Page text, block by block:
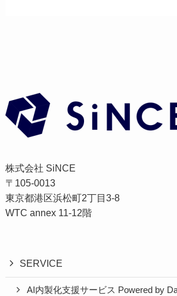
株式会社 SiNCE
〒105-0013
東京都港区浜松町2丁目3-8
WTC annex 11-12階
SERVICE
AI内製化支援サービス Powered by